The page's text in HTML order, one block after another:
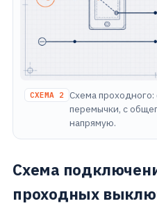
СХЕМА 2 Схема
перемычки, с
напрямую.
Схема
проходных